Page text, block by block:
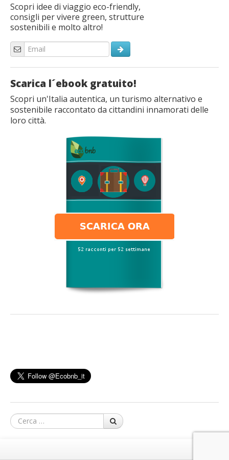
Scopri idee di viaggio eco-friendly,
consigli per vivere green, strutture
sostenibili e molto altro!
Scarica l´ebook gratuito!
Scopri un'Italia autentica, un turismo alternativo e
sostenibile raccontato da cittandini innamorati delle
loro città.
Cerca